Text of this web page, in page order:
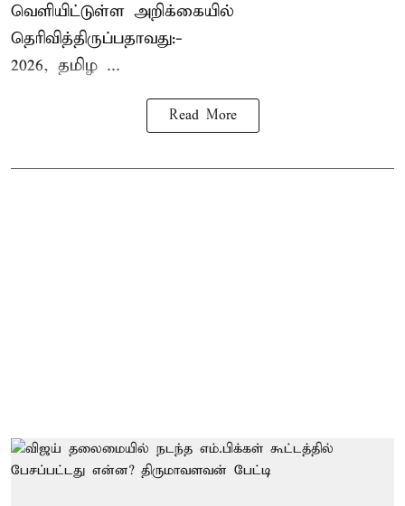
வெளியிட்டுள்ள அறிக்கையில்
தெரிவித்திருப்பதாவது:-
2026, தமிழ ...
Read More